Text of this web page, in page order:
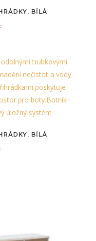
BÍLÁ
BÍLÁ